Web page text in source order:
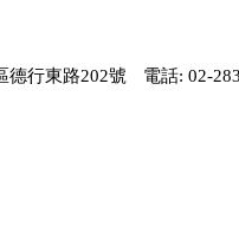
德行東路202號 電話: 02-